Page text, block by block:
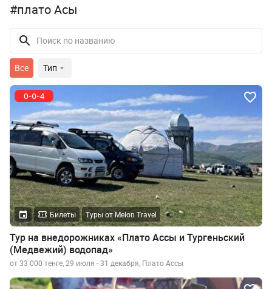
#плато Асы
Все Тип
Билеты Туры от Melon Travel
Тур на внедорожниках «Плато Ассы и Тургеньский
(Медвежий) водопад»
от 33 000 тенге, 29 июля - 31 декабря, Плато Ассы